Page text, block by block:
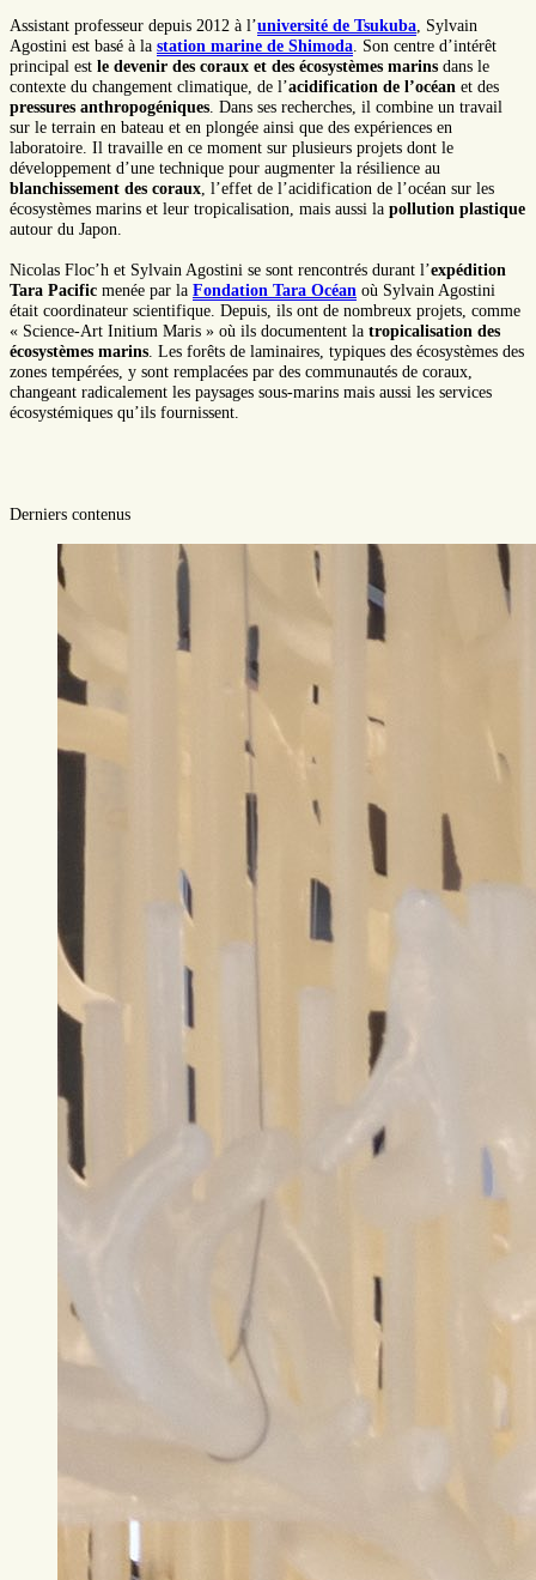
Assistant professeur depuis 2012 à l’université de Tsukuba, Sylvain
Agostini est basé à la station marine de Shimoda. Son centre d’intérêt
principal est le devenir des coraux et des écosystèmes marins dans le
contexte du changement climatique, de l’acidification de l’océan et des
pressures anthropogéniques. Dans ses recherches, il combine un travail
sur le terrain en bateau et en plongée ainsi que des expériences en
laboratoire. Il travaille en ce moment sur plusieurs projets dont le
développement d’une technique pour augmenter la résilience au
blanchissement des coraux, l’effet de l’acidification de l’océan sur les
écosystèmes marins et leur tropicalisation, mais aussi la pollution plastique
autour du Japon.
Nicolas Floc’h et Sylvain Agostini se sont rencontrés durant l’expédition
Tara Pacific menée par la Fondation Tara Océan où Sylvain Agostini
était coordinateur scientifique. Depuis, ils ont de nombreux projets, comme
« Science-Art Initium Maris » où ils documentent la tropicalisation des
écosystèmes marins. Les forêts de laminaires, typiques des écosystèmes des
zones tempérées, y sont remplacées par des communautés de coraux,
changeant radicalement les paysages sous-marins mais aussi les services
écosystémiques qu’ils fournissent.
Derniers contenus